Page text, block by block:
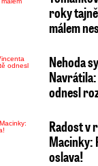
roky
málem
Nehoda
odnesl
Radost v
Macinky:
oslava!